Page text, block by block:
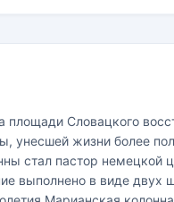
Словацкого
унесшей жизни более
стал пастор немецкой
в виде двух